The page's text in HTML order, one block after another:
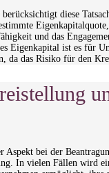
diese
und das
Eigenkapital ist es für
da das Risiko für den
bei der
In vielen Fällen wird